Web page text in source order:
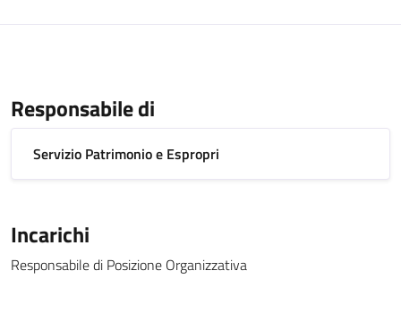
Responsabile di
Servizio Patrimonio e Espropri
Incarichi
Responsabile di Posizione Organizzativa